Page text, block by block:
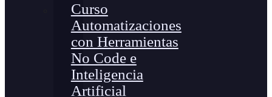
Curso
Automatizaciones
con Herramientas
No Code e
Inteligencia
Artificial